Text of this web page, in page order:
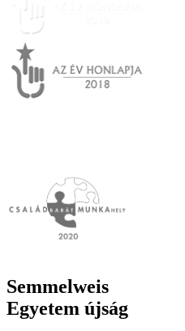
Semmelweis
Egyetem újság